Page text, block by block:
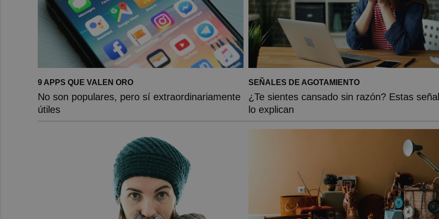
9 APPS QUE VALEN ORO
No son populares, pero sí extraordinariamente
útiles
SEÑALES DE AGOTAMIENTO
¿Te sientes cansado sin razón? Estas
lo explican